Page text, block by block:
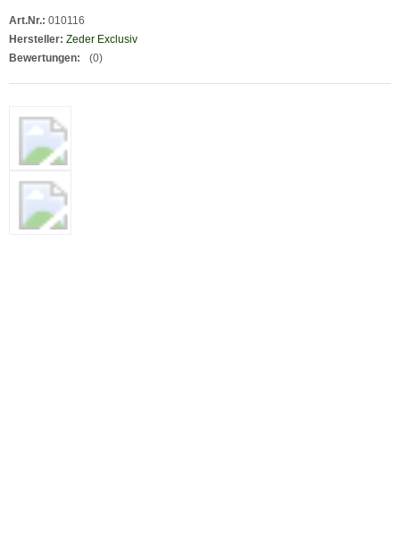
Art.Nr.: 010116
Hersteller: Zeder Exclusiv
Bewertungen:
(0)